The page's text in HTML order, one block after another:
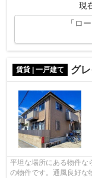
現
「ロ
賃貸 | 一戸建て グ
平坦な場所にある物件な
の物件です。通風良好な